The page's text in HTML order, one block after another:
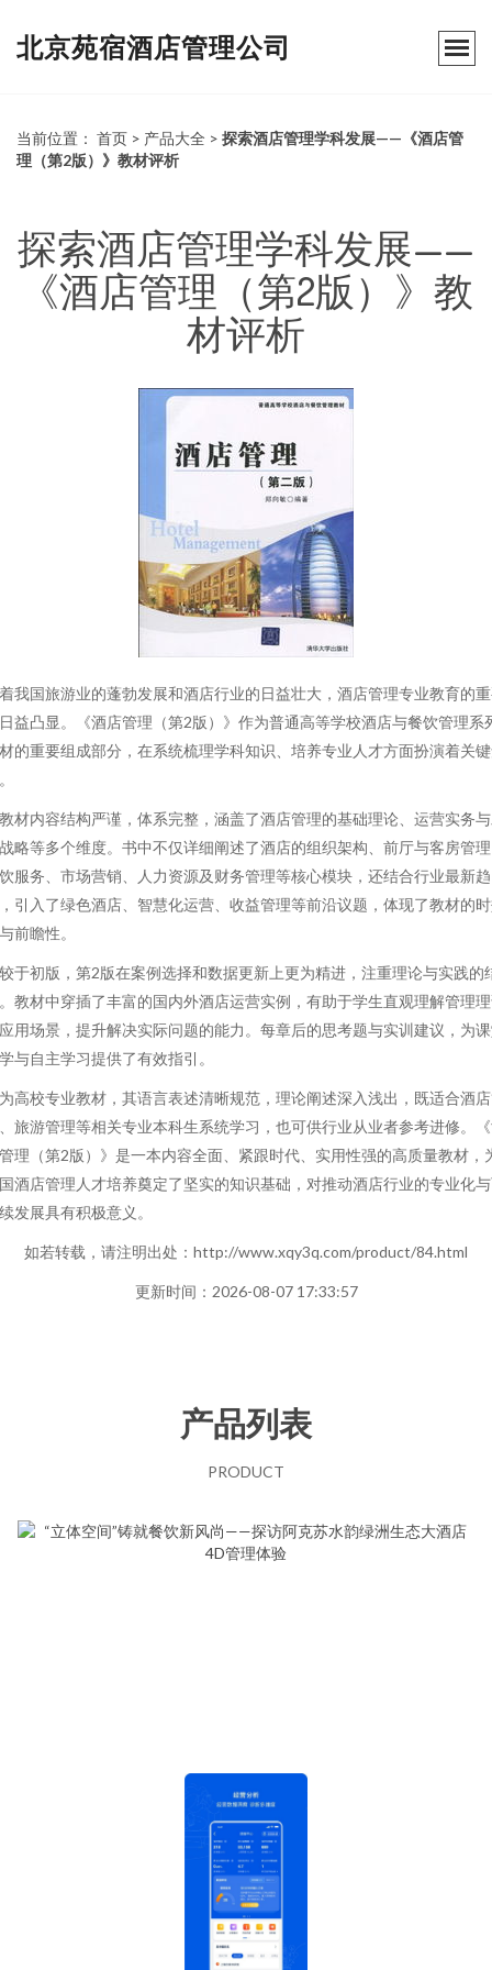
北京苑宿酒店管理公司
当前位置： 首页 > 产品大全 > 探索酒店管理学科发展——《酒店管
理（第2版）》教材评析
探索酒店管理学科发展——
《酒店管理（第2版）》教
材评析
我国旅游业的蓬勃发展和酒店行业的日益壮大，酒店管理专业教育的
益凸显。《酒店管理（第2版）》作为普通高等学校酒店与餐饮管理系
的重要组成部分，在系统梳理学科知识、培养专业人才方面扮演着关
材内容结构严谨，体系完整，涵盖了酒店管理的基础理论、运营实务
略等多个维度。书中不仅详细阐述了酒店的组织架构、前厅与客房管
服务、市场营销、人力资源及财务管理等核心模块，还结合行业最新趋
引入了绿色酒店、智慧化运营、收益管理等前沿议题，体现了教材的
前瞻性。
于初版，第2版在案例选择和数据更新上更为精进，注重理论与实践的
教材中穿插了丰富的国内外酒店运营实例，有助于学生直观理解管理
用场景，提升解决实际问题的能力。每章后的思考题与实训建议，为
与自主学习提供了有效指引。
高校专业教材，其语言表述清晰规范，理论阐述深入浅出，既适合酒
旅游管理等相关专业本科生系统学习，也可供行业从业者参考进修。
理（第2版）》是一本内容全面、紧跟时代、实用性强的高质量教材，
酒店管理人才培养奠定了坚实的知识基础，对推动酒店行业的专业化
发展具有积极意义。
如若转载，请注明出处：http://www.xqy3q.com/product/84.html
更新时间：2026-08-07 17:33:57
产品列表
PRODUCT